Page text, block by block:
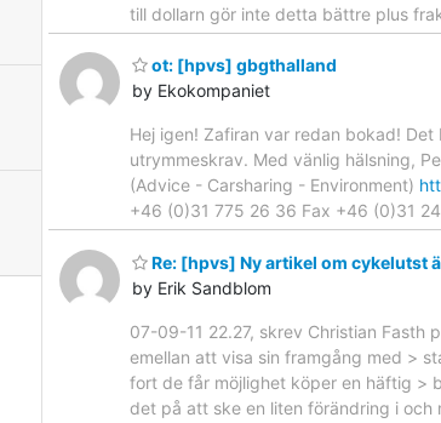
till dollarn gör inte detta bättre plus
ot: [hpvs] gbgthalland
by Ekokompaniet
Hej igen! Zafiran var redan bokad!
utrymmeskrav. Med vänlig
(Advice - Carsharing - Environment)
+46 (0)31 775 26 36 Fax +46
Re: [hpvs] Ny artikel om cykelutst
by Erik Sandblom
07-09-11 22.27, skrev Christian Fasth
emellan att visa sin framgång med >
fort de får möjlighet köper en häftig >
det på att ske en liten förändring i